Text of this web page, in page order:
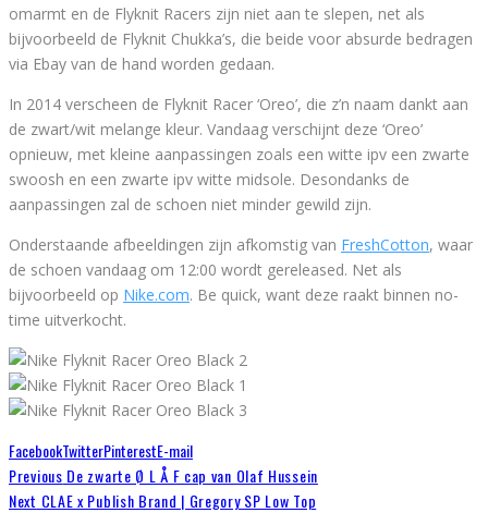
omarmt en de Flyknit Racers zijn niet aan te slepen, net als
bijvoorbeeld de Flyknit Chukka’s, die beide voor absurde bedragen
via Ebay van de hand worden gedaan.
In 2014 verscheen de Flyknit Racer ‘Oreo’, die z’n naam dankt aan
de zwart/wit melange kleur. Vandaag verschijnt deze ‘Oreo’
opnieuw, met kleine aanpassingen zoals een witte ipv een zwarte
swoosh en een zwarte ipv witte midsole. Desondanks de
aanpassingen zal de schoen niet minder gewild zijn.
Onderstaande afbeeldingen zijn afkomstig van FreshCotton, waar
de schoen vandaag om 12:00 wordt gereleased. Net als
bijvoorbeeld op Nike.com. Be quick, want deze raakt binnen no-
time uitverkocht.
FacebookTwitterPinterestE-mail
Previous De zwarte Ø L Å F cap van Olaf Hussein
Next CLAE x Publish Brand | Gregory SP Low Top